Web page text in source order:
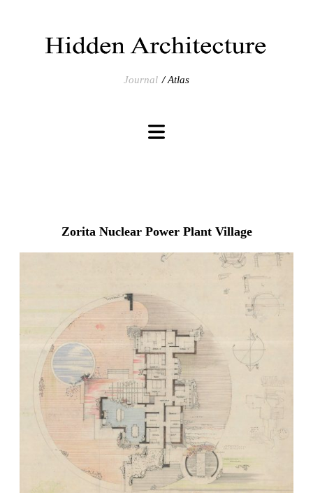
Journal Atlas
Zorita Nuclear Power Plant Village